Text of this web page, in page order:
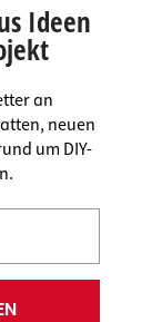
Ideen
an
neuen
um DIY-